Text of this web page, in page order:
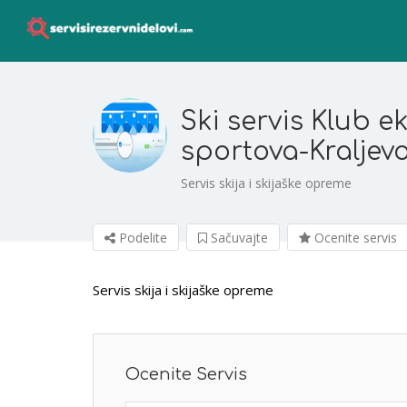
Ski servis Klub
sportova-
Servis skija i skijaške opreme
Podelite Sačuvajte Ocenite servis
Servis skija i skijaške opreme
Ocenite Servis